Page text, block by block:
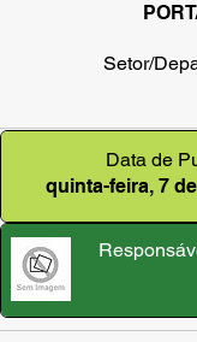
Setor/
Data de
quinta-feira, 7